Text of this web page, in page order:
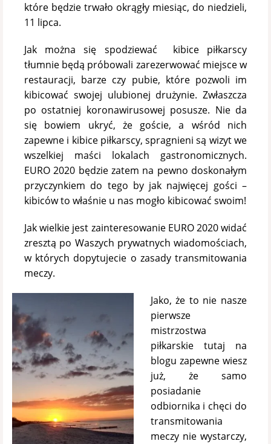
które będzie trwało okrągły miesiąc, do niedzieli,
11 lipca.
Jak można się spodziewać kibice piłkarscy
tłumnie będą próbowali zarezerwować miejsce w
restauracji, barze czy pubie, które pozwoli im
kibicować swojej ulubionej drużynie. Zwłaszcza
po ostatniej koronawirusowej posusze. Nie da
się bowiem ukryć, że goście, a wśród nich
zapewne i kibice piłkarscy, spragnieni są wizyt we
wszelkiej maści lokalach gastronomicznych.
EURO 2020 będzie zatem na pewno doskonałym
przyczynkiem do tego by jak najwięcej gości –
kibiców to właśnie u nas mogło kibicować swoim!
Jak wielkie jest zainteresowanie EURO 2020 widać
zresztą po Waszych prywatnych wiadomościach,
w których dopytujecie o zasady transmitowania
meczy.
Jako, że to nie nasze
pierwsze
mistrzostwa
piłkarskie tutaj na
blogu zapewne wiesz
już, że samo
posiadanie
odbiornika i chęci do
transmitowania
meczy nie wystarczy,